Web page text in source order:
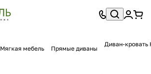
Мягкая мебель Прямые диваны
Диван-кровать